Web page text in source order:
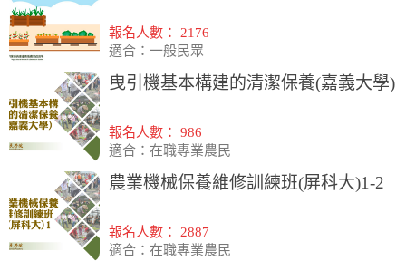
報名人數： 2176
適合：一般民眾
曳引機基本構建的清潔保養(嘉義大學)
報名人數： 986
適合：在職專業農民
農業機械保養維修訓練班(屏科大)1-2
報名人數： 2887
適合：在職專業農民